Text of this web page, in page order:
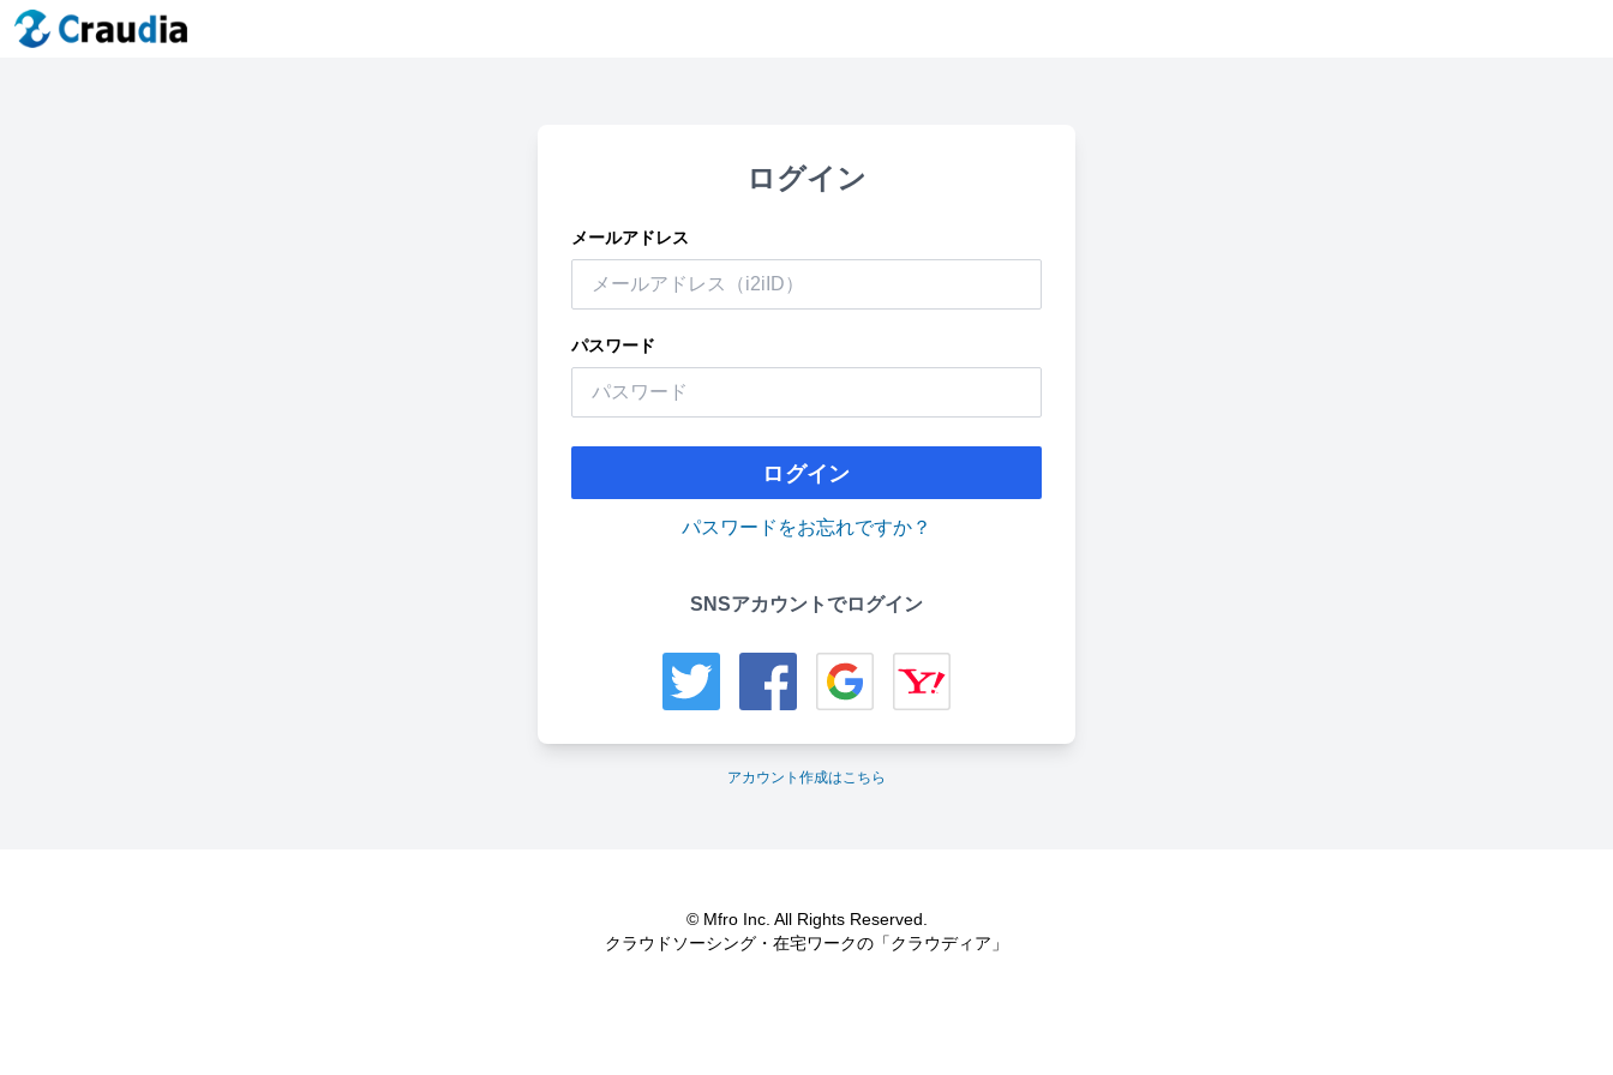
ログイン
メールアドレス
パスワード
ログイン
パスワードをお忘れですか？
SNSアカウントでログイン
アカウント作成はこちら
© Mfro Inc. All Rights Reserved.
クラウドソーシング・在宅ワークの「クラウディア」